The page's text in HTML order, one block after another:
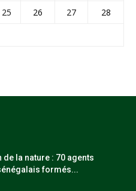
25 26 27
28
de la nature : 70 agents
formés...